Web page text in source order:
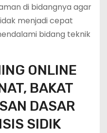
di bidangnya agar
menjadi cepat
bidang teknik
ONLINE
BAKAT
DASAR
SIDIK